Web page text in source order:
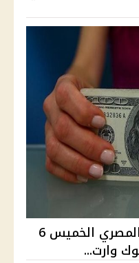
سعر الدولار مقابل الجنيه المصري الخميس 6